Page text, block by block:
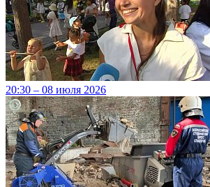
20:30 – 08 июля 2026